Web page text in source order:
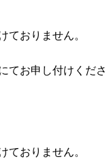
ておりません。
てお申し付けくださ
ておりません。